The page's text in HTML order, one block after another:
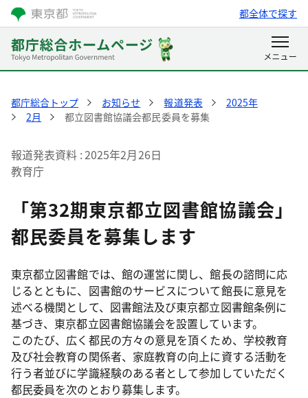
都全体で探す
都庁総合トップ お知らせ 報道発表
2025年
2月
都立図書館協議会都民委員を募集
報道発表資料 2025年2月26日
教育庁
「第32期東京都立図書館協議会」
都民委員を募集します
東京都立図書館では、館の運営に関し、館長の諮問に応
じるとともに、図書館のサービスについて館長に意見を
述べる機関として、図書館法及び東京都立図書館条例に
基づき、東京都立図書館協議会を設置しています。
このたび、広く都民の方々の意見を頂くため、学校教育
及び社会教育の関係者、家庭教育の向上に資する活動を
行う者並びに学識経験のある者として参加していただく
都民委員を次のとおり募集します。